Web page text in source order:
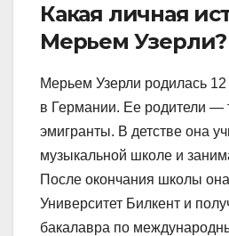
Какая личная
Мерьем Узерли?
Мерьем Узерли родилась
в Германии. Ее родители —
эмигранты. В детстве она
музыкальной школе и
После окончания школы
Университет Билкент и
бакалавра по